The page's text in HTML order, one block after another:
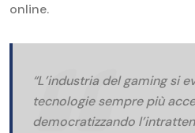
online.
“L’industria del gaming si
tecnologie sempre più
democratizzando